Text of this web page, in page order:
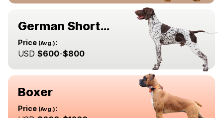
German Shorthaired Pointer
Price (Avg.):
USD $600-$800
Boxer
Price (Avg.):